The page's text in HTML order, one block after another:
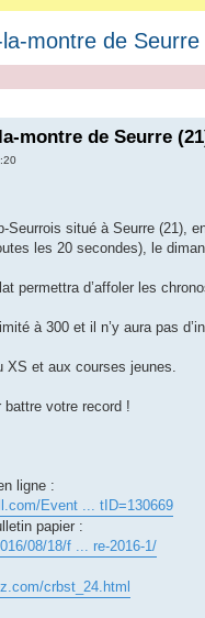
montre de
montre de Seurre
Seurrois situé à Seurre (21),
les 20 secondes), le
permettra d’affoler les
à 300 et il n’y aura pas
XS et aux courses jeunes.
battre votre record !
ligne :
Event ... tID=130669
papier :
08/18/f ... re-2016-1/
crbst_24.html